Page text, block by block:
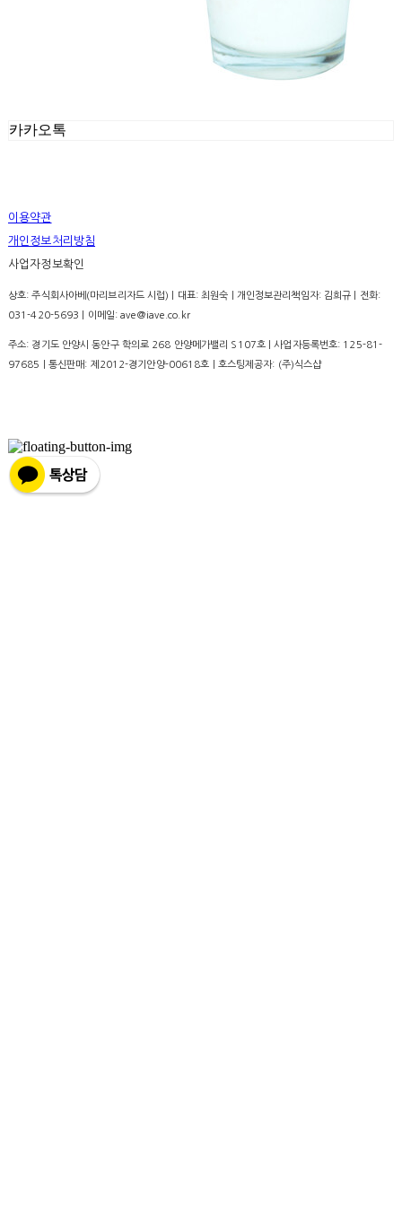
카카오톡
이용약관
개인정보처리방침
사업자정보확인
상호: 주식회사아베(마리브리자드 시럽) | 대표: 최원숙 | 개인정보관리책임자: 김희규 | 전화:
031-420-5693 | 이메일: ave@iave.co.kr
주소: 경기도 안양시 동안구 학의로 268 안양메가밸리 S107호 | 사업자등록번호: 125-81-
97685
| 통신판매: 제2012-경기안양-00618호 | 호스팅제공자: (주)식스샵